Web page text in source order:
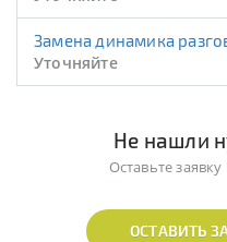
Замена динамика
Уточняйте
Не нашли
Оставьте
ОСТАВИТЬ